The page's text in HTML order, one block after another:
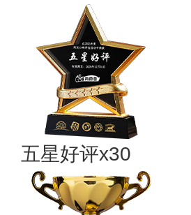
五星好评x30